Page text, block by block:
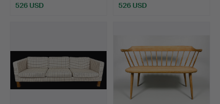
526 USD 526 USD